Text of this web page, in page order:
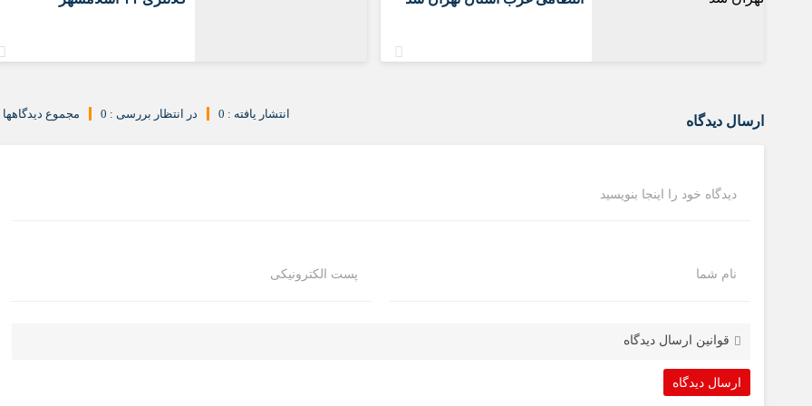
ارسال دیدگاه مجموع دیدگاهها در انتظار بررسی : 0 انتشار یافته : 0
دیدگاه خود را اینجا بنویسید
نام شما پست الکترونیکی
قوانین ارسال دیدگاه